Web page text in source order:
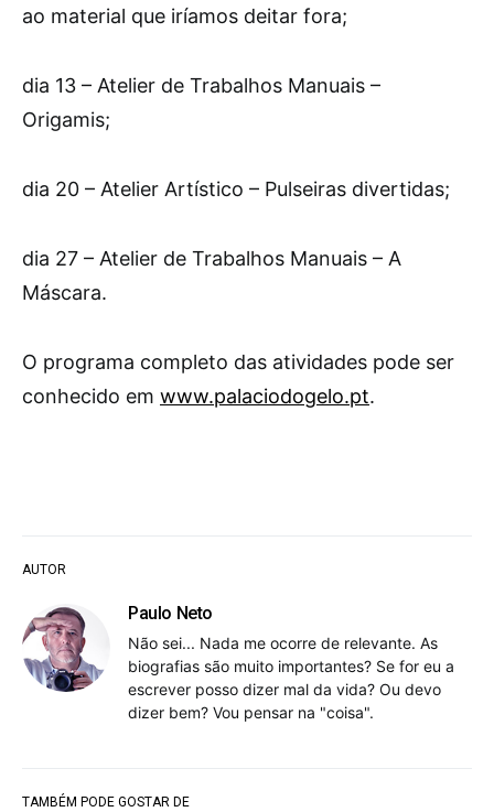
AUTOR
Paulo Neto
Não sei... Nada me ocorre de relevante. As
biografias são muito importantes? Se for eu a
escrever posso dizer mal da vida? Ou devo
dizer bem? Vou pensar na "coisa".
ao material que iríamos deitar fora;
dia 13 – Atelier de Trabalhos Manuais –
Origamis;
dia 20 – Atelier Artístico – Pulseiras divertidas;
dia 27 – Atelier de Trabalhos Manuais – A
Máscara.
O programa completo das atividades pode ser
conhecido em www.palaciodogelo.pt.
TAMBÉM PODE GOSTAR DE